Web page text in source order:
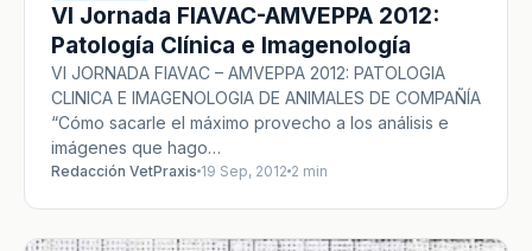
VI Jornada FIAVAC-AMVEPPA 2012:
Patología Clínica e Imagenología
VI JORNADA FIAVAC – AMVEPPA 2012: PATOLOGIA
CLINICA E IMAGENOLOGIA DE ANIMALES DE COMPAÑÍA
“Cómo sacarle el máximo provecho a los análisis e
imágenes que hago…
Redacción VetPraxis 19 Sep, 2012 2 min